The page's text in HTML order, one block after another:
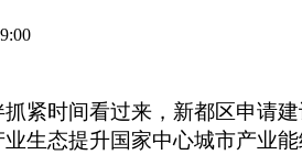
紧时间看过来，新都区申请
生态提升国家中心城市产业